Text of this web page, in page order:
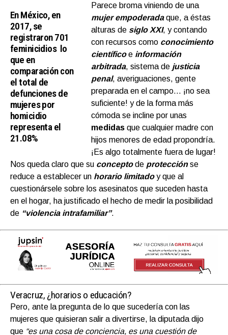
En México, en
2017, se
registraron 701
feminicidios lo
que en
comparación con
el total de
defunciones de
mujeres por
homicidio
representa el
21.08%
Parece broma viniendo de una
mujer empoderadaque, a éstas
alturas de siglo XXI, y contando
con recursos como conocimiento
científicoe información
arbitrada, sistema de justicia
penal, averiguaciones, gente
preparada en el campo… ¡no sea
suficiente! y de la forma más
cómoda se incline por unas
medidas que cualquier madre con
hijos menores de edad propondría.
¡Es algo totalmente fuera de lugar!
Nos queda claro que su concepto de protección se
reduce a establecer un horario limitadoy que al
cuestionársele sobre los asesinatos que suceden hasta
en el hogar, ha justificado el hecho de medir la posibilidad
de “violencia intrafamiliar”.
Veracruz, ¿horarios o educación?
Pero, ante la pregunta de lo que sucedería con las
mujeres que quisieran salir a divertirse, la diputada dijo
que “es una cosa de conciencia, es una cuestión de